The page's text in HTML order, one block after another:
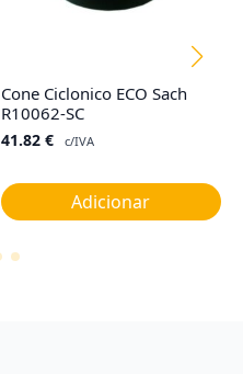
Cone Ciclonico ECO Sach
R10062-SC
41.82 € c/IVA
Adicionar